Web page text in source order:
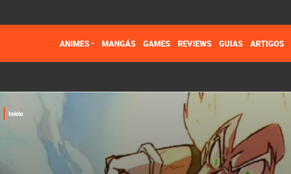
ANIMES MANGÁS GAMES REVIEWS GUIAS ARTIGOS
Início